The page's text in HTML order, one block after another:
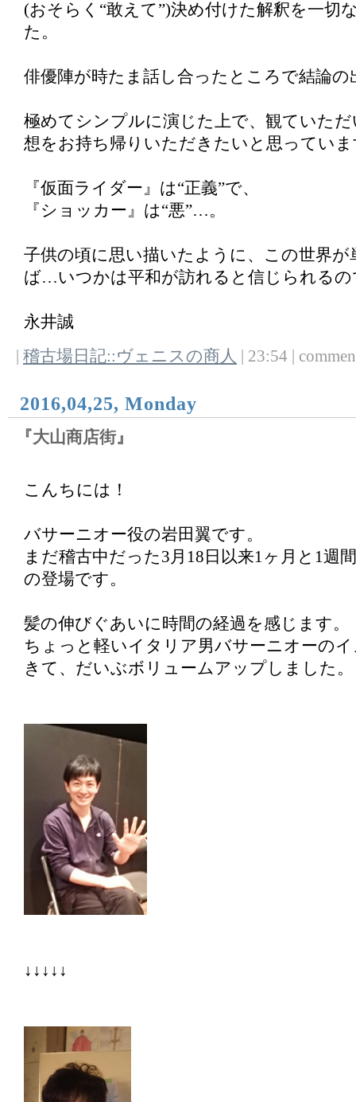
(おそらく“敢えて”)決め付けた解釈を一切
た。
俳優陣が時たま話し合ったところで結論の
極めてシンプルに演じた上で、観ていた
想をお持ち帰りいただきたいと思っていま
『仮面ライダー』は“正義”で、
『ショッカー』は“悪”…。
子供の頃に思い描いたように、この世界が
ば…いつかは平和が訪れると信じられるの
永井誠
稽古場日記::ヴェニスの商人 | 23:54 |
2016,04,25, Monday
『大山商店街』
こんちには！
バサーニオー役の岩田翼です。
まだ稽古中だった3月18日以来1ヶ月と1週
の登場です。
髪の伸びぐあいに時間の経過を感じます。
ちょっと軽いイタリア男バサーニオーの
きて、だいぶボリュームアップしました。
↓↓↓↓↓